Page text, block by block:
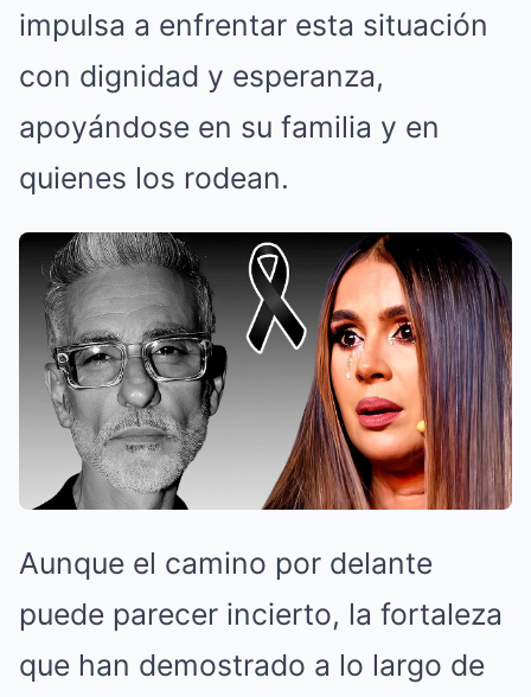
impulsa a enfrentar esta situación
con dignidad y esperanza,
apoyándose en su familia y en
quienes los rodean.
Aunque el camino por delante
puede parecer incierto, la fortaleza
que han demostrado a lo largo de